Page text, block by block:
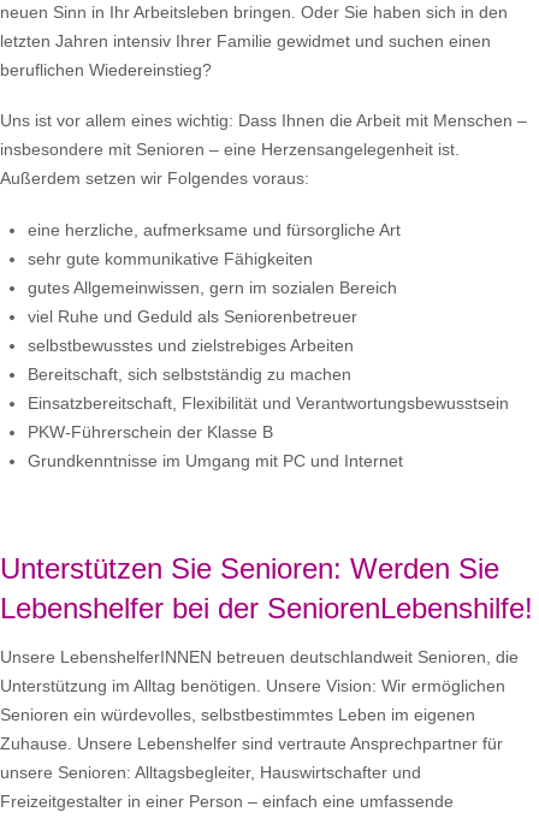
neuen Sinn in Ihr Arbeitsleben bringen. Oder Sie haben sich in den
letzten Jahren intensiv Ihrer Familie gewidmet und suchen einen
beruflichen Wiedereinstieg?
Uns ist vor allem eines wichtig: Dass Ihnen die Arbeit mit Menschen –
insbesondere mit Senioren – eine Herzensangelegenheit ist.
Außerdem setzen wir Folgendes voraus:
eine herzliche, aufmerksame und fürsorgliche Art
sehr gute kommunikative Fähigkeiten
gutes Allgemeinwissen, gern im sozialen Bereich
viel Ruhe und Geduld als Seniorenbetreuer
selbstbewusstes und zielstrebiges Arbeiten
Bereitschaft, sich selbstständig zu machen
Einsatzbereitschaft, Flexibilität und Verantwortungsbewusstsein
PKW-Führerschein der Klasse B
Grundkenntnisse im Umgang mit PC und Internet
Unterstützen Sie Senioren: Werden Sie
Lebenshelfer bei der SeniorenLebenshilfe!
Unsere LebenshelferINNEN betreuen deutschlandweit Senioren, die
Unterstützung im Alltag benötigen. Unsere Vision: Wir ermöglichen
Senioren ein würdevolles, selbstbestimmtes Leben im eigenen
Zuhause. Unsere Lebenshelfer sind vertraute Ansprechpartner für
unsere Senioren: Alltagsbegleiter, Hauswirtschafter und
Freizeitgestalter in einer Person – einfach eine umfassende